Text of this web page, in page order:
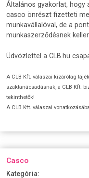
Általános gyakorlat, hogy
casco önrészt fizetteti
munkavállalóval, de a
munkaszerződésnek
Üdvözlettel a CLB.hu
A CLB Kft. válaszai kizárólag
szaktanácsadásnak, a CLB Kft.
tekinthetők!
A CLB Kft. válaszai
Casco
Kategória: